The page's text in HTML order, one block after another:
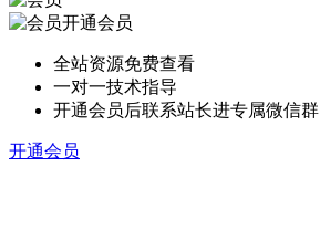
开通会员
全站资源免费查看
一对一技术指导
开通会员后联系站长进专属微信群
开通会员